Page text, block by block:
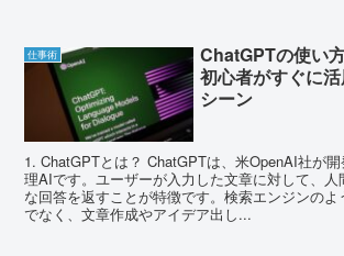
仕事術
ChatGPTの使い
初心者がすぐに
シーン
1. ChatGPTとは？ ChatGPTは、米OpenAI社が
理AIです。ユーザーが入力した文章に対して、
な回答を返すことが特徴です。検索エンジンの
でなく、文章作成やアイデア出し...